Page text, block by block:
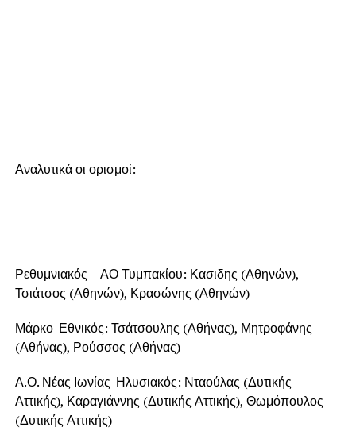
Αναλυτικά οι ορισμοί:
Ρεθυμνιακός – ΑΟ Τυμπακίου: Κασιδης (Αθηνών),
Τσιάτσος (Αθηνών), Κρασώνης (Αθηνών)
Μάρκο-Εθνικός: Τσάτσουλης (Αθήνας), Μητροφάνης
(Αθήνας), Ρούσσος (Αθήνας)
Α.Ο. Νέας Ιωνίας-Ηλυσιακός: Νταούλας (Δυτικής
Αττικής), Καραγιάννης (Δυτικής Αττικής), Θωμόπουλος
(Δυτικής Αττικής)